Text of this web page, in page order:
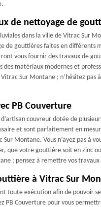
de nettoyage de
dans la ville de Vitrac Sur
de gouttières faites en différents
vous fournir des travaux de
matériaux modernes et
Sur Montane ; n’hésitez pas
PB Couverture
couvreur dotée de
et sont parfaitement en
Montane. Vous n’ayez pas à
que votre gouttière soit en zinc
; pensez à remettre vos
à Vitrac Sur
toute exécution afin de pouvoir
Couverture pour vous